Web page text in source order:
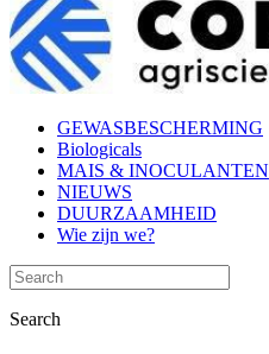
GEWASBESCHERMING
Biologicals
MAIS & INOCULANTEN
NIEUWS
DUURZAAMHEID
Wie zijn we?
Search